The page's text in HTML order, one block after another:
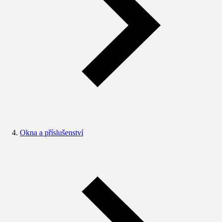
Okna a příslušenství